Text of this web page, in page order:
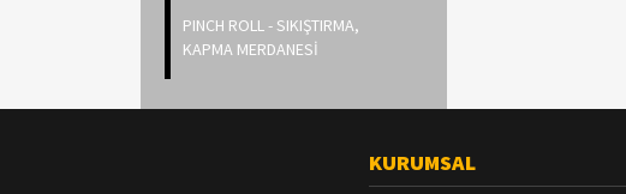
PINCH ROLL - SIKIŞTIRMA,
KAPMA MERDANESİ
KURUMSAL